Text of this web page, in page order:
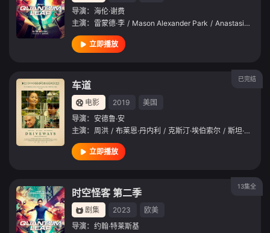
导演： 海伦·谢费
主演： 雷蒙德·李 / Mason Alexander Park / Anastasia Antonia
立即播放
已完结
车道
电影 2019
美国
导演： 安德鲁·安
主演： 周洪 / 布莱恩·丹内利 / 克斯汀·埃伯索尔 / 斯坦·卡普
立即播放
13集全
时空怪客 第二季
剧集 2023
欧美
导演： 约翰·特莱斯基